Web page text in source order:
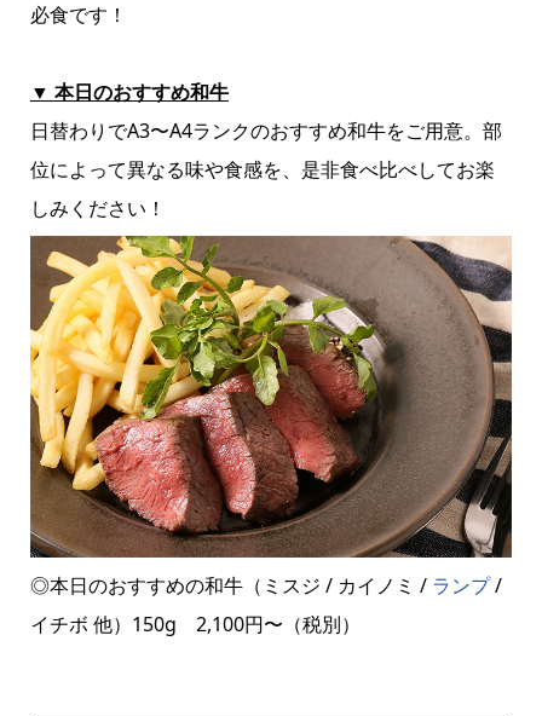
必食です！
▼ 本日のおすすめ和牛
日替わりでA3〜A4ランクのおすすめ和牛をご用意。部
位によって異なる味や食感を、是非食べ比べしてお楽
しみください！
◎本日のおすすめの和牛（ミスジ / カイノミ / ランプ/
イチボ 他）150g 2,100円〜（税別）